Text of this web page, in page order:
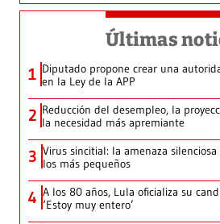
Últimas
1 Diputado propone crear una
en la Ley de la APP
2 Reducción del desempleo, la
la necesidad más apremiante
3 Virus sincitial: la amenaza
los más pequeños
4 A los 80 años, Lula oficializa su
‘Estoy muy entero’